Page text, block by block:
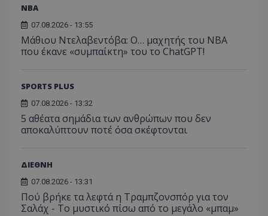
NBA
07.08.2026 - 13:55
Μάθιου Ντελαβεντόβα: Ο… μαχητής του NBA
που έκανε «συμπαίκτη» του το ChatGPT!
SPORTS PLUS
07.08.2026 - 13:32
5 αθέατα σημάδια των ανθρώπων που δεν
αποκαλύπτουν ποτέ όσα σκέφτονται
ΔΙΕΘΝΗ
07.08.2026 - 13:31
Πού βρήκε τα λεφτά η Τραμπζονσπόρ για τον
Σαλάχ - Το μυστικό πίσω από το μεγάλο «μπαμ»